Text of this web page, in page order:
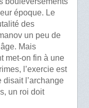
époque. Le
des
un peu de
Mais
met-on fin à une
l’exercie est
l’archange
un roi doit